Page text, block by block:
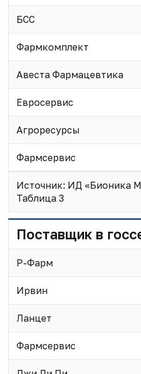
БСС
Фармкомплект
Авеста Фармацевтика
Евросервис
Агроресурсы
Фармсервис
Источник: ИД «Бионика
Таблица 3
Поставщик в
Р-Фарм
Ирвин
Ланцет
Фармсервис